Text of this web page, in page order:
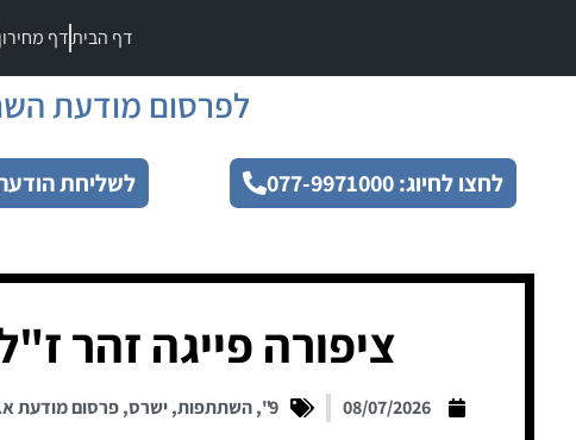
דף הביתדף מחירון
לפרסום מודעת
לחצו לחיוג: 077-9971000 לשליחת
ציפורה פייגה זהר
08/07/2026
9"
,השתתפות,ישרס,פרסום מודעת